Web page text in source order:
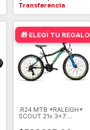
Transferencia
.R24 MTB *RALEIGH*
SCOUT 21v 3x7
🎁 ELEGÍ TU REGALO